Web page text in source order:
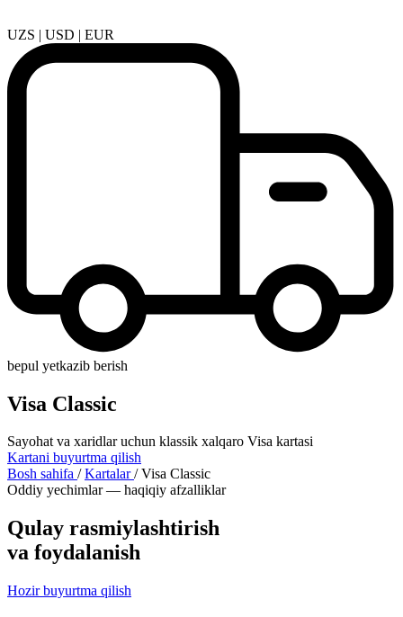
UZS | USD | EUR
bepul yetkazib berish
Visa Classic
Sayohat va xaridlar uchun klassik xalqaro Visa kartasi
Kartani buyurtma qilish
Bosh sahifa / Kartalar/Visa Classic
Oddiy yechimlar — haqiqiy afzalliklar
Qulay rasmiylashtirish
va foydalanish
Hozir buyurtma qilish